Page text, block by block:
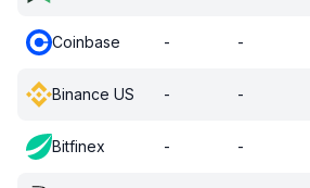
Coinbase - -
Binance US - -
Bitfinex - -